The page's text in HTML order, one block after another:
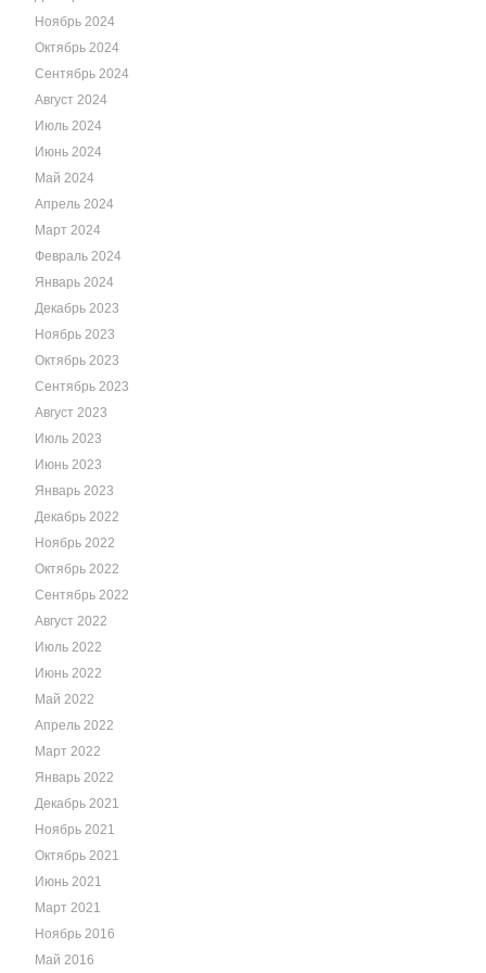
Ноябрь 2024
Октябрь 2024
Сентябрь 2024
Август 2024
Июль 2024
Июнь 2024
Май 2024
Апрель 2024
Март 2024
Февраль 2024
Январь 2024
Декабрь 2023
Ноябрь 2023
Октябрь 2023
Сентябрь 2023
Август 2023
Июль 2023
Июнь 2023
Январь 2023
Декабрь 2022
Ноябрь 2022
Октябрь 2022
Сентябрь 2022
Август 2022
Июль 2022
Июнь 2022
Май 2022
Апрель 2022
Март 2022
Январь 2022
Декабрь 2021
Ноябрь 2021
Октябрь 2021
Июнь 2021
Март 2021
Ноябрь 2016
Май 2016